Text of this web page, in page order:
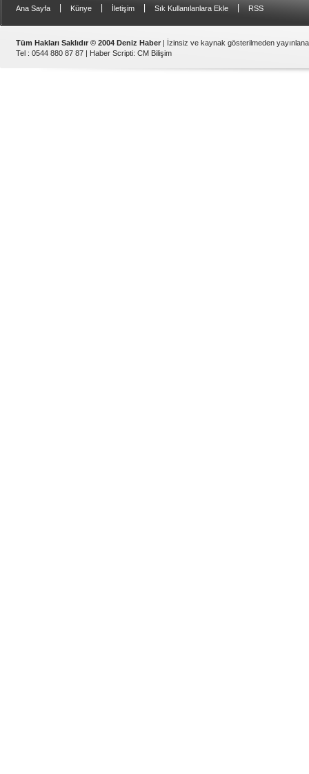
Ana Sayfa Künye İletişim Sık Kullanılanlara Ekle RSS
Tüm Hakları Saklıdır © 2004 Deniz Haber | İzinsiz ve kaynak gösterilmeden
Tel : 0544 880 87 87 | Haber Scripti: CM Bilişim